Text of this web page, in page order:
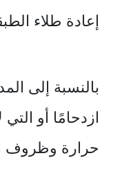
إعادة طلاء
بالنسبة إلى
ازدحامًا أو
حرارة وظروف